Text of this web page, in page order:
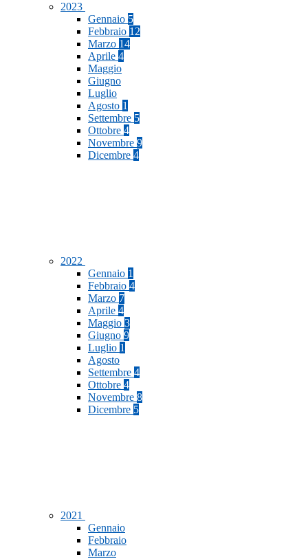
2023
Gennaio 5
Febbraio 12
Marzo 14
Aprile 4
Maggio
Giugno
Luglio
Agosto 1
Settembre 5
Ottobre 4
Novembre 9
Dicembre 4
2022
Gennaio 1
Febbraio 4
Marzo 7
Aprile 4
Maggio 3
Giugno 9
Luglio 1
Agosto
Settembre 4
Ottobre 4
Novembre 8
Dicembre 5
2021
Gennaio
Febbraio
Marzo